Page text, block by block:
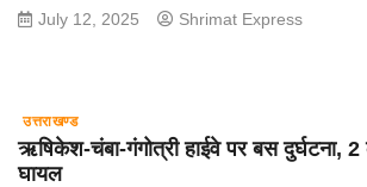
July 12, 2025 Shrimat Express
उत्तराखण्ड
ऋषिकेश-चंबा-गंगोत्री हाईवे पर बस दुर्घटना, 2
घायल